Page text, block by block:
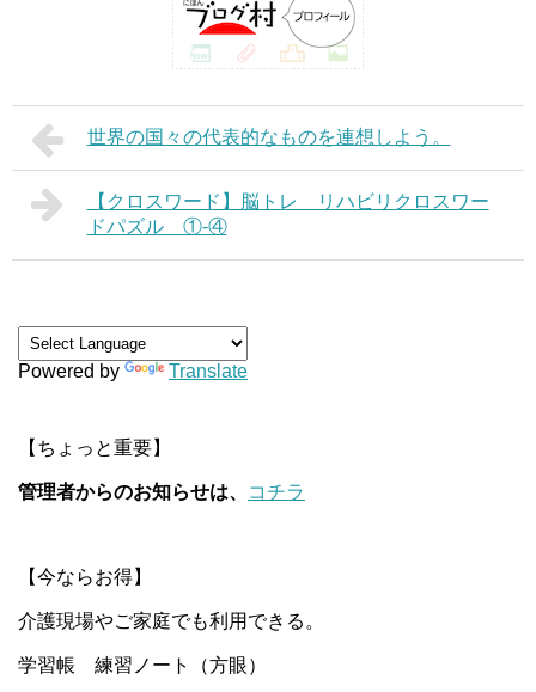
世界の国々の代表的なものを連想しよう。
【クロスワード】脳トレ リハビリクロスワー
ドパズル ①-④
Powered by Translate
【ちょっと重要】
管理者からのお知らせは、 コチラ
【今ならお得】
介護現場やご家庭でも利用できる。
学習帳 練習ノート（方眼）